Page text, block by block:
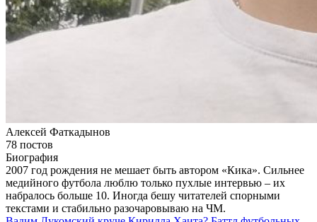
Алексей Фаткадынов
78 постов
Биография
2007 год рождения не мешает быть автором «Кика». Сильнее
медийного футбола люблю только пухлые интервью – их
набралось больше 10. Иногда бешу читателей спорными
текстами и стабильно разочаровываю на ЧМ.